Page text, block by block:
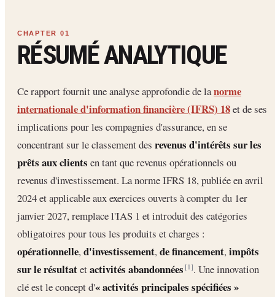
RÉSUMÉ ANALYTIQUE
Ce rapport fournit une analyse approfondie de lanorme
internationale d'information financière (IFRS) 18et de ses
implications pour les compagnies d'assurance, en se
concentrant sur le classement des revenus d'intérêts sur les
prêts aux clients en tant que revenus opérationnels ou
revenus d'investissement. La norme IFRS 18, publiée en avril
2024 et applicable aux exercices ouverts à compter du 1er
janvier 2027, remplace l'IAS 1 et introduit des catégories
obligatoires pour tous les produits et charges :
opérationnelle,d'investissement,de financement,impôts
sur le résultatetactivités abandonnées [1]. Une innovation
clé est le concept d'« activités principales spécifiées »